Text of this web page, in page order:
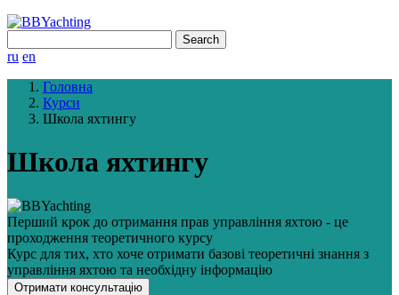
for:
ru en
Головна
Курси
Школа яхтингу
Школа яхтингу
Перший крок до отримання прав управління яхтою - це
проходження теоретичного курсу
Курс для тих, хто хоче отримати базові теоретичні знання з
управління яхтою та необхідну інформацію
Отримати консультацію